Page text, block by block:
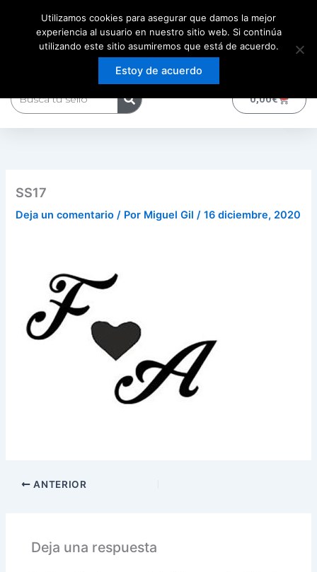
contenido
0,00€Carrito
SS17
Deja un comentario / Por Miguel Gil /16 diciembre, 2020
ANTERIOR
Deja una respuesta
Utilizamos cookies para asegurar que damos la mejor
experiencia al usuario en nuestro sitio web. Si continúa
utilizando este sitio asumiremos que está de acuerdo.
Estoy de acuerdo